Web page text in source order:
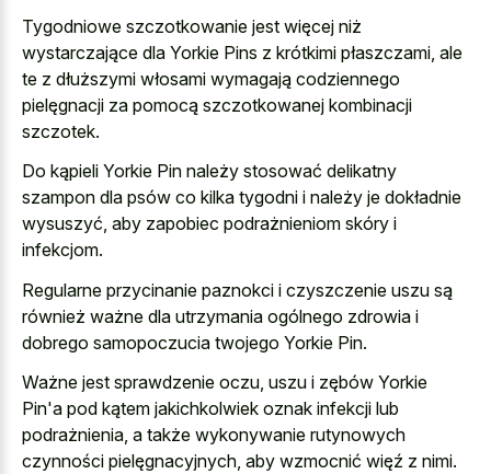
Tygodniowe szczotkowanie jest więcej niż
wystarczające dla Yorkie Pins z krótkimi płaszczami, ale
te z dłuższymi włosami wymagają codziennego
pielęgnacji za pomocą szczotkowanej kombinacji
szczotek.
Do kąpieli Yorkie Pin należy stosować delikatny
szampon dla psów co kilka tygodni i należy je dokładnie
wysuszyć, aby zapobiec podrażnieniom skóry i
infekcjom.
Regularne przycinanie paznokci i czyszczenie uszu są
również ważne dla utrzymania ogólnego zdrowia i
dobrego samopoczucia twojego Yorkie Pin.
Ważne jest sprawdzenie oczu, uszu i zębów Yorkie
Pin'a pod kątem jakichkolwiek oznak infekcji lub
podrażnienia, a także wykonywanie rutynowych
czynności pielęgnacyjnych, aby wzmocnić więź z nimi.